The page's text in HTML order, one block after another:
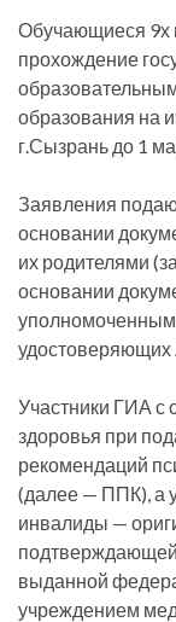
Обучающиеся 9х
прохождение
образования
г.Сызрань до 1
Заявления
основании
их родителями
основании
удостоверяющих
Участники ГИА с
здоровья при
рекомендаций
(далее — ППК), а
инвалиды —
подтверждающей
выданной
учреждением